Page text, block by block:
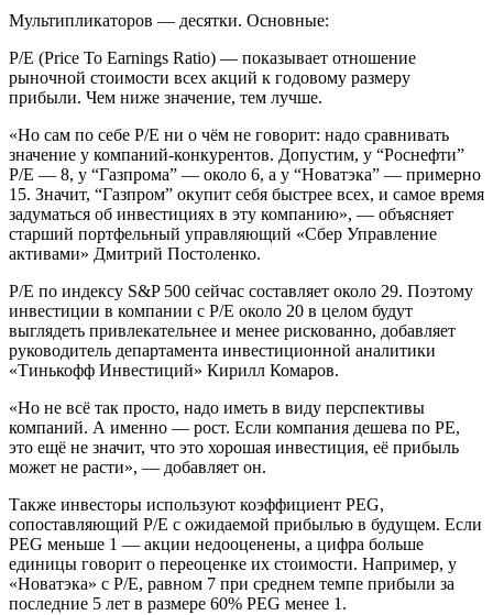
Мультипликаторов — десятки. Основные:
P/E (Price To Earnings Ratio) — показывает отношение
рыночной стоимости всех акций к годовому размеру
прибыли. Чем ниже значение, тем лучше.
«Но сам по себе P/E ни о чём не говорит: надо сравнивать
значение у компаний-конкурентов. Допустим, у “Роснефти”
P/E — 8, у “Газпрома” — около 6, а у “Новатэка” — примерно
15. Значит, “Газпром” окупит себя быстрее всех, и самое время
задуматься об инвестициях в эту компанию», — объясняет
старший портфельный управляющий «Сбер Управление
активами» Дмитрий Постоленко.
P/E по индексу S&P 500 сейчас составляет около 29. Поэтому
инвестиции в компании с P/E около 20 в целом будут
выглядеть привлекательнее и менее рискованно, добавляет
руководитель департамента инвестиционной аналитики
«Тинькофф Инвестиций» Кирилл Комаров.
«Но не всё так просто, надо иметь в виду перспективы
компаний. А именно — рост. Если компания дешева по PE,
это ещё не значит, что это хорошая инвестиция, её прибыль
может не расти», — добавляет он.
Также инвесторы используют коэффициент PEG,
сопоставляющий P/E с ожидаемой прибылью в будущем. Если
PEG меньше 1 — акции недооценены, а цифра больше
единицы говорит о переоценке их стоимости. Например, у
«Новатэка» с P/E, равном 7 при среднем темпе прибыли за
последние 5 лет в размере 60% PEG менее 1.